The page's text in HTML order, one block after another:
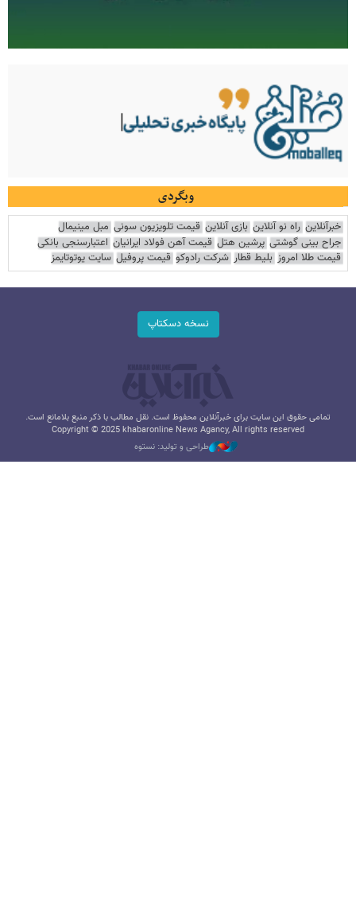
وبگردی
خبرآنلاین راه نو آنلاین بازی آنلاین قیمت تلویزیون سونی مبل مینیمال
جراح بینی گوشتی پرشین هتل قیمت آهن فولاد ایرانیان اعتبارسنجی بانکی
قیمت طلا امروز بلیط قطار شرکت رادوکو قیمت پروفیل سایت یوتوتایمز
نسخه دسکتاپ
تمامی حقوق این سایت برای خبرآنلاین محفوظ است. نقل مطالب با ذکر منبع بلامانع است.
Copyright © 2025 khabaronline News Agancy, All rights reserved
طراحی و تولید: نستوه